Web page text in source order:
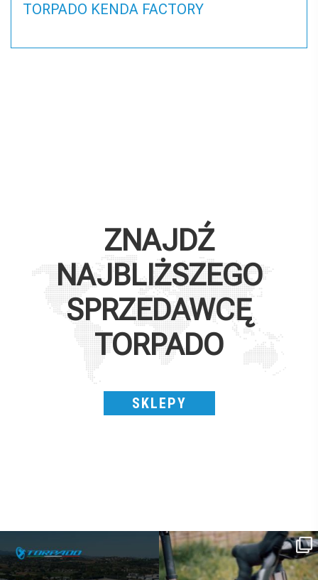
TORPADO KENDA FACTORY
ZNAJDŹ
NAJBLIŻSZEGO
SPRZEDAWCĘ
TORPADO
SKLEPY
IBF sta per...
Kepler R è la gravel pensata per affrontare
lunghe...